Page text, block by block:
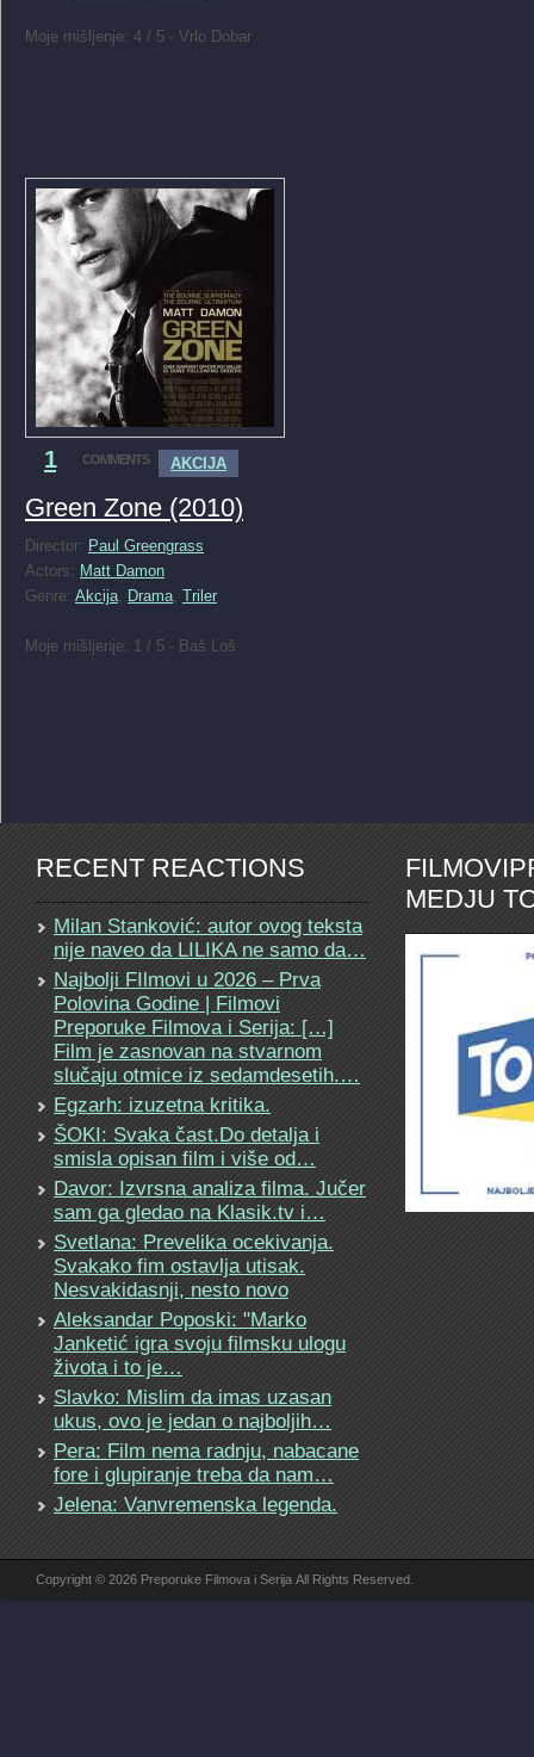
Moje mišljenje: 4 / 5 - Vrlo Dobar
1 COMMENTS AKCIJA
Green Zone (2010)
Director: Paul Greengrass
Actors: Matt Damon
Genre: Akcija Drama Triler
Moje mišljenje: 1 / 5 - Baš Loš
RECENT REACTIONS
Milan Stanković: autor ovog teksta
nije naveo da LILIKA ne samo da…
Najbolji FIlmovi u 2026 – Prva
Polovina Godine | Filmovi
Preporuke Filmova i Serija: […]
Film je zasnovan na stvarnom
slučaju otmice iz sedamdesetih.…
Egzarh: izuzetna kritika.
ŠOKI: Svaka čast.Do detalja i
smisla opisan film i više od…
Davor: Izvrsna analiza filma. Jučer
sam ga gledao na Klasik.tv i…
Svetlana: Prevelika ocekivanja.
Svakako fim ostavlja utisak.
Nesvakidasnji, nesto novo
Aleksandar Poposki: "Marko
Janketić igra svoju filmsku ulogu
života i to je…
Slavko: Mislim da imas uzasan
ukus, ovo je jedan o najboljih…
Pera: Film nema radnju, nabacane
fore i glupiranje treba da nam…
Jelena: Vanvremenska legenda.
MEDJU
Copyright © 2026 Preporuke Filmova i Serija All Rights Reserved.